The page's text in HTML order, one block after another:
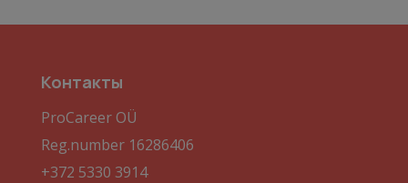
Контакты
ProCareer OÜ
Reg.number 16286406
+372 5330 3914